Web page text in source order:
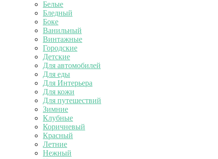
Белые
Бледный
Боке
Ванильный
Винтажные
Городские
Детские
Для автомобилей
Для еды
Для Интерьера
Для кожи
Для путешествий
Зимние
Клубные
Коричневый
Красный
Летние
Нежный